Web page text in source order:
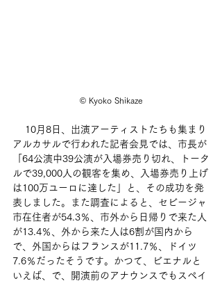
©︎ Kyoko Shikaze
10月8日、出演アーティストたちも集まり
アルカサルで行われた記者会見では、市長が
「64公演中39公演が入場券売り切れ、トータ
ルで39,000人の観客を集め、入場券売り上げ
は100万ユーロに達した」と、その成功を発
表しました。また調査によると、セビージャ
市在住者が54.3％、市外から日帰りで来た人
が13.4％、外から来た人は6割が国内から
で、外国からはフランスが11.7％、ドイツ
7.6％だったそうです。かつて、ビエナルと
いえば、で、開演前のアナウンスでもスペイ